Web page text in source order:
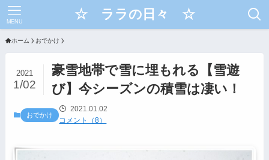
☆ ララの日々 ☆
MENU
ホーム おでかけ
豪雪地帯で雪に埋もれる【雪遊
び】今シーズンの積雪は凄い！
2021
1/02
おでかけ
2021.01.02
コメント（8）